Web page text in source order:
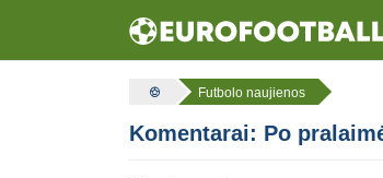
Futbolo naujienos
Komentarai: Po